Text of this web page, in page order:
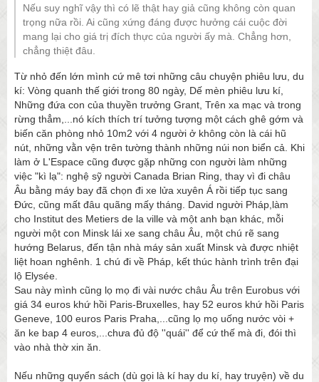
Nếu suy nghĩ vậy thì có lẽ thật hay giả cũng không còn quan
trọng nữa rồi. Ai cũng xứng đáng được hưởng cái cuộc đời
mang lại cho giá trị đích thực của người ấy mà. Chẳng hơn,
chẳng thiệt đâu.
Từ nhỏ đến lớn mình cứ mê tơi những câu chuyện phiêu lưu, du
kí: Vòng quanh thế giới trong 80 ngày, Dế mèn phiêu lưu kí,
Những đứa con của thuyền trưởng Grant, Trên xa mạc và trong
rừng thẳm,...nó kích thích trí tưởng tượng một cách ghê gớm và
biến căn phòng nhỏ 10m2 với 4 người ở không còn là cái hũ
nút, những vằn vện trên tường thành những núi non biển cả. Khi
làm ở L'Espace cũng được gặp những con người làm những
việc "kì lạ": nghệ sỹ người Canada Brian Ring, thay vì đi châu
Âu bằng máy bay đã chọn đi xe lửa xuyên Á rồi tiếp tục sang
Đức, cũng mất đâu quãng mấy tháng. David người Pháp,làm
cho Institut des Metiers de la ville và một anh bạn khác, mỗi
người một con Minsk lái xe sang châu Âu, một chú rẽ sang
hướng Belarus, đến tận nhà máy sản xuất Minsk và được nhiệt
liệt hoan nghênh. 1 chú đi về Pháp, kết thúc hành trình trên đại
lộ Elysée.
Sau này mình cũng lọ mọ đi vài nước châu Âu trên Eurobus với
giá 34 euros khứ hồi Paris-Bruxelles, hay 52 euros khứ hồi Paris
Geneve, 100 euros Paris Praha,...cũng lọ mọ uống nước vòi +
ăn ke bap 4 euros,...chưa đủ độ ''quái'' để cứ thế mà đi, đói thì
vào nhà thờ xin ăn.
Nếu những quyển sách (dù gọi là kí hay du kí, hay truyện) về du